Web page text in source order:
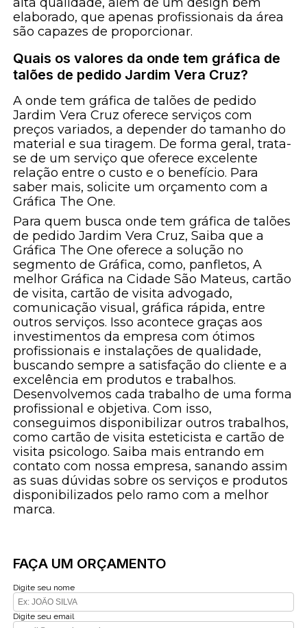
alta qualidade, além de um design bem
elaborado, que apenas profissionais da área
são capazes de proporcionar.
Quais os valores da onde tem gráfica de
talões de pedido Jardim Vera Cruz?
A onde tem gráfica de talões de pedido
Jardim Vera Cruz oferece serviços com
preços variados, a depender do tamanho do
material e sua tiragem. De forma geral, trata-
se de um serviço que oferece excelente
relação entre o custo e o benefício. Para
saber mais, solicite um orçamento com a
Gráfica The One.
Para quem busca onde tem gráfica de talões
de pedido Jardim Vera Cruz, Saiba que a
Gráfica The One oferece a solução no
segmento de Gráfica, como, panfletos, A
melhor Gráfica na Cidade São Mateus, cartão
de visita, cartão de visita advogado,
comunicação visual, gráfica rápida, entre
outros serviços. Isso acontece graças aos
investimentos da empresa com ótimos
profissionais e instalações de qualidade,
buscando sempre a satisfação do cliente e a
excelência em produtos e trabalhos.
Desenvolvemos cada trabalho de uma forma
profissional e objetiva. Com isso,
conseguimos disponibilizar outros trabalhos,
como cartão de visita esteticista e cartão de
visita psicologo. Saiba mais entrando em
contato com nossa empresa, sanando assim
as suas dúvidas sobre os serviços e produtos
disponibilizados pelo ramo com a melhor
marca.
FAÇA UM ORÇAMENTO
Digite seu nome
Digite seu email